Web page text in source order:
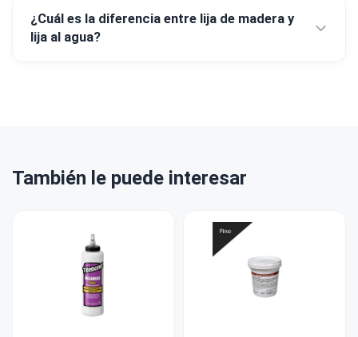
¿Cuál es la diferencia entre lija de madera y
lija al agua?
También le puede interesar